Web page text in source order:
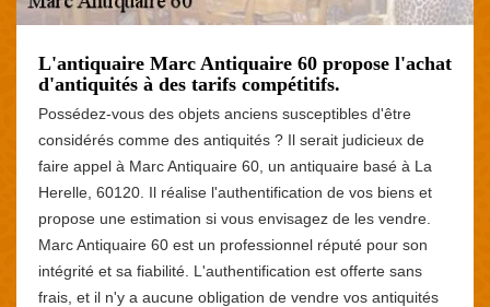
L'antiquaire Marc Antiquaire 60 propose l'achat
d'antiquités à des tarifs compétitifs.
Possédez-vous des objets anciens susceptibles d'être
considérés comme des antiquités ? Il serait judicieux de
faire appel à Marc Antiquaire 60, un antiquaire basé à La
Herelle, 60120. Il réalise l'authentification de vos biens et
propose une estimation si vous envisagez de les vendre.
Marc Antiquaire 60 est un professionnel réputé pour son
intégrité et sa fiabilité. L'authentification est offerte sans
frais, et il n'y a aucune obligation de vendre vos antiquités